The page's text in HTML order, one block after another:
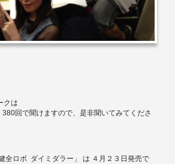
クは
380回で聞けますので、是非聞いてみてくださ
全ロボ ダイミダラー」 は ４月２３日発売で